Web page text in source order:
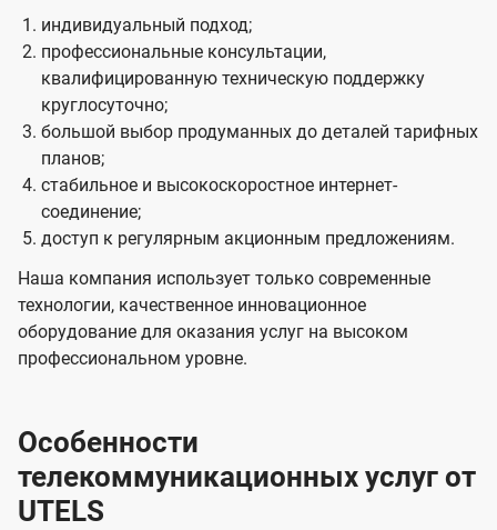
индивидуальный подход;
профессиональные консультации,
квалифицированную техническую поддержку
круглосуточно;
большой выбор продуманных до деталей тарифных
планов;
стабильное и высокоскоростное интернет-
соединение;
доступ к регулярным акционным предложениям.
Наша компания использует только современные
технологии, качественное инновационное
оборудование для оказания услуг на высоком
профессиональном уровне.
Особенности
телекоммуникационных услуг от
UTELS